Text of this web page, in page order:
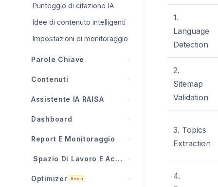
Integrazione Shopify
Integrazione Wix
Web moderno / Webhook
Punteggio di citazione IA
Idee di contenuto intelligenti
Impostazioni di monitoraggio
Parole Chiave
Panoramica delle parole
Spiegazione delle metriche
Importare parole chiave
Ciclo di vita delle parole
Contenuti
Panoramica dei contenuti
Cronologia dei contenuti
Generatore di contenuti
Generatore di contenuti
Impostazioni contenuti
Assistente IA RAISA
Cos'è RAISA?
strumenti
Integrazione dashboard
Dashboard
Panoramica dashboard
Dashboard IA RAISA
Report E Monitoraggio
Feed di attività
Spazio Di Lavoro E Account
Tutti i progetti
Optimizer Soon
1.
Language
Detection
2.
Sitemap
Validation
3. Topics
Extraction
4.